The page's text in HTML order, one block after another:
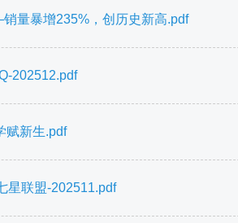
量暴增235%，创历史新高.pdf
202512.pdf
赋新生.pdf
星联盟-202511.pdf